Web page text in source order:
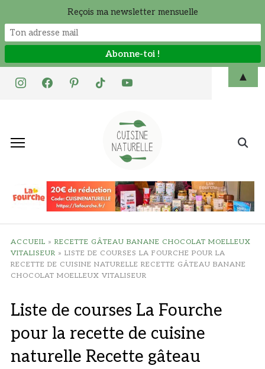
instagramfacebookpinteresttiktok youtube
Search
ACCUEIL » RECETTE GÂTEAU BANANE CHOCOLAT MOELLEUX
VITALISEUR » LISTE DE COURSES LA FOURCHE POUR LA
RECETTE DE CUISINE NATURELLE RECETTE GÂTEAU BANANE
CHOCOLAT MOELLEUX VITALISEUR
Liste de courses La Fourche
pour la recette de cuisine
naturelle Recette gâteau
Reçois ma newsletter mensuelle
▲